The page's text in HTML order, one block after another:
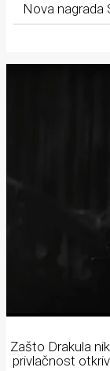
Nova nagrada
Zašto Drakula
privlačnost